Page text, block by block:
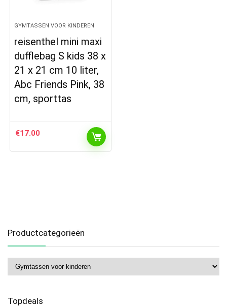
GYMTASSEN VOOR KINDEREN
reisenthel mini maxi
dufflebag S kids 38 x
21 x 21 cm 10 liter,
Abc Friends Pink, 38
cm, sporttas
€17.00
Productcategorieën
Topdeals